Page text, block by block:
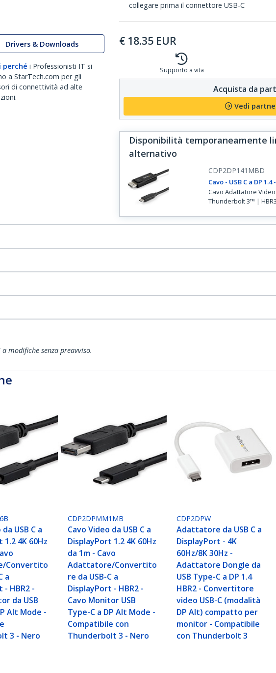
Drivers & Downloads
perché i Professionisti IT si
a StarTech.com per gli
di connettività ad alte
collegare prima il connettore USB-C
€ 18.35 EUR
Supporto a vita
Acquista da
Vedi
Disponibilità temporaneamente
alternativo
CDP2DP141MBD
Cavo - USB C a DP 1.4
Cavo Adattatore
Thunderbolt 3™ | HBR3
modifiche senza preavviso.
USB C a
4K 60Hz
Convertito
a
- HBR2 -
da USB
Alt Mode -
3 - Nero
CDP2DPMM1MB
Cavo Video da USB C a
DisplayPort 1.2 4K 60Hz
da 1m - Cavo
Adattatore/Convertito
re da USB-C a
DisplayPort - HBR2 -
Cavo Monitor USB
Type-C a DP Alt Mode -
Compatibile con
Thunderbolt 3 - Nero
CDP2DPW
Adattatore da USB C a
DisplayPort - 4K
60Hz/8K 30Hz -
Adattatore Dongle da
USB Type-C a DP 1.4
HBR2 - Convertitore
video USB-C (modalità
DP Alt) compatto per
monitor - Compatibile
con Thunderbolt 3